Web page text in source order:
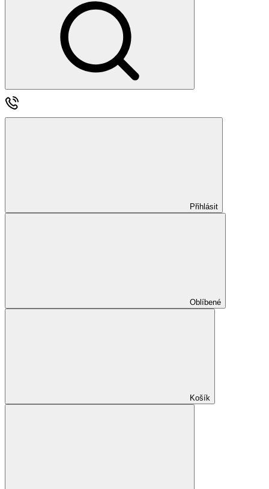
Přihlásit
Oblíbené
Košík